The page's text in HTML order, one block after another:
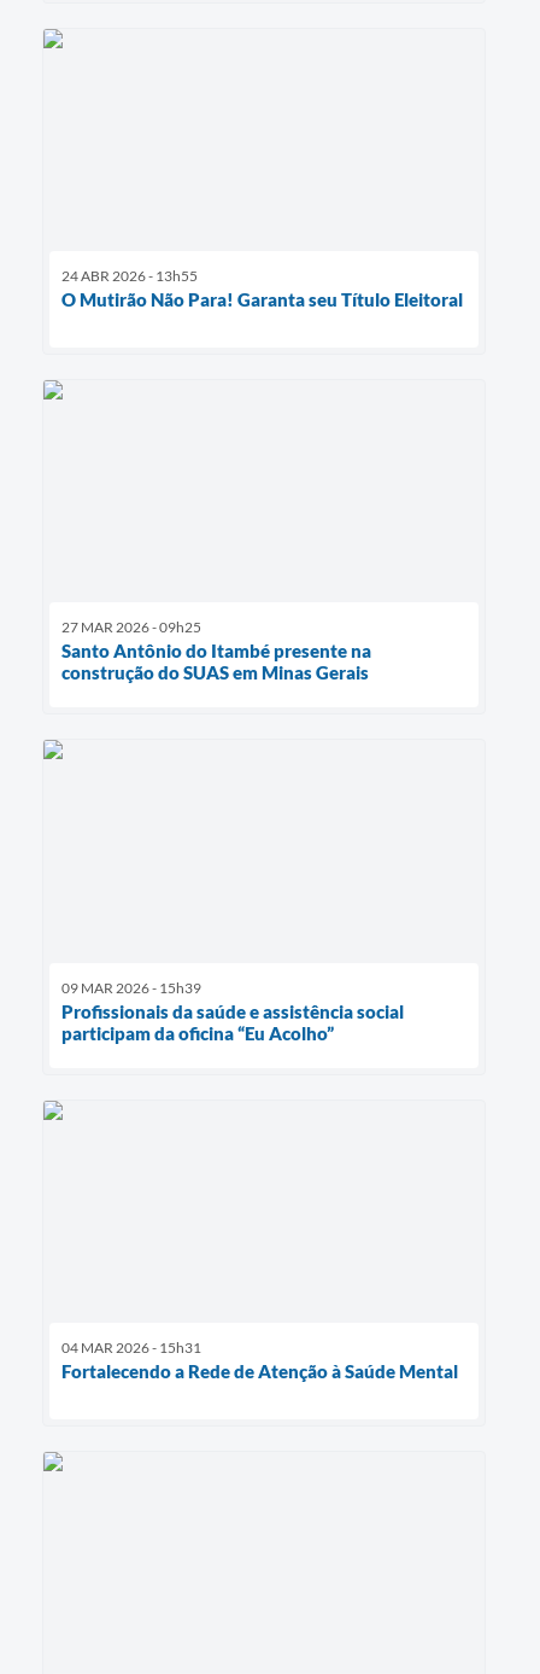
24 ABR 2026 - 13h55
O Mutirão Não Para! Garanta seu Título Eleitoral
27 MAR 2026 - 09h25
Santo Antônio do Itambé presente na
construção do SUAS em Minas Gerais
09 MAR 2026 - 15h39
Profissionais da saúde e assistência social
participam da oficina “Eu Acolho”
04 MAR 2026 - 15h31
Fortalecendo a Rede de Atenção à Saúde Mental